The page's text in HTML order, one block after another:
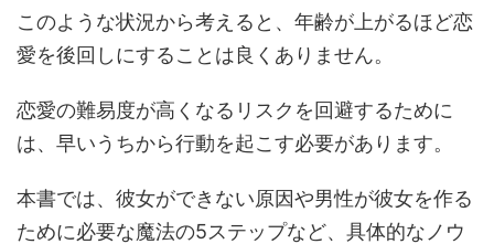
このような状況から考えると、年齢が上がるほど恋
愛を後回しにすることは良くありません。
恋愛の難易度が高くなるリスクを回避するために
は、早いうちから行動を起こす必要があります。
本書では、彼女ができない原因や男性が彼女を作る
ために必要な魔法の5ステップなど、具体的なノウ